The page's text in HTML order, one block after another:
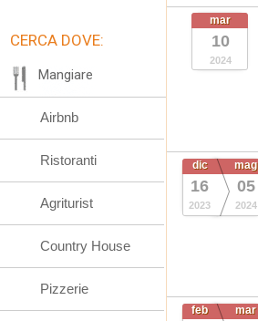
mar
10
2024
dic
16
2023
mag
05
2024
feb mar
CERCA DOVE:
Mangiare
Airbnb
Ristoranti
Agriturist
Country House
Pizzerie